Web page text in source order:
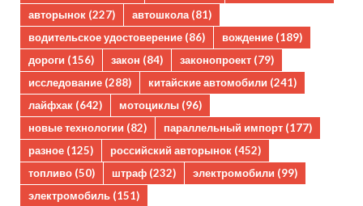
авторынок (227) автошкола(81)
водительское удостоверение (86) вождение (189)
дороги (156) закон (84) законопроект (79)
исследование (288) китайские автомобили (241)
лайфхак (642) мотоциклы (96)
новые технологии (82) параллельный импорт (177)
разное (125) российский авторынок (452)
топливо (50) штраф (232) электромобили (99)
электромобиль (151)